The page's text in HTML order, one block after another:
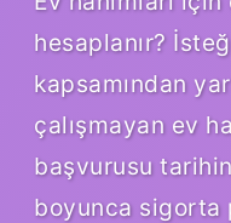
hesaplanır?
kapsamından
çalışmayan ev
başvurusu
boyunca sigorta